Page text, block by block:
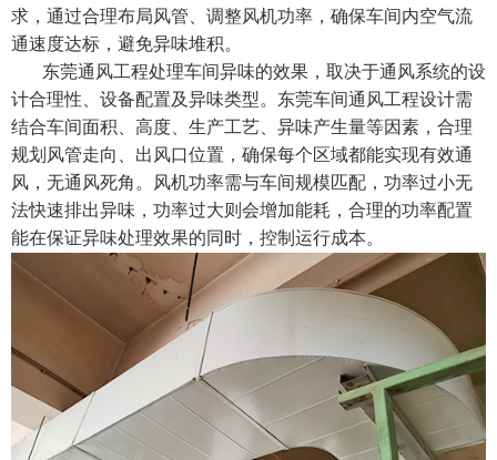
求，通过合理布局风管、调整风机功率，确保车间内空气流
通速度达标，避免异味堆积。
东莞通风工程处理车间异味的效果，取决于通风系统的设
计合理性、设备配置及异味类型。东莞车间通风工程设计需
结合车间面积、高度、生产工艺、异味产生量等因素，合理
规划风管走向、出风口位置，确保每个区域都能实现有效通
风，无通风死角。风机功率需与车间规模匹配，功率过小无
法快速排出异味，功率过大则会增加能耗，合理的功率配置
能在保证异味处理效果的同时，控制运行成本。